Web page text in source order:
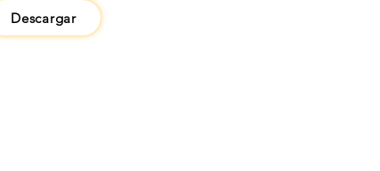
Descargar